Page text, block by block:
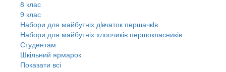
8 клас
9 клас
Набори для майбутніх дiвчаток першачкiв
Набори для майбутніх хлопчиків першокласників
Студентам
Шкільний ярмарок
Показати всі